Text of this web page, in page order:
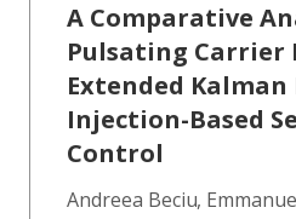
A Comparative
Pulsating Carrier
Extended
Injection-Based
Control
Andreea Beciu,